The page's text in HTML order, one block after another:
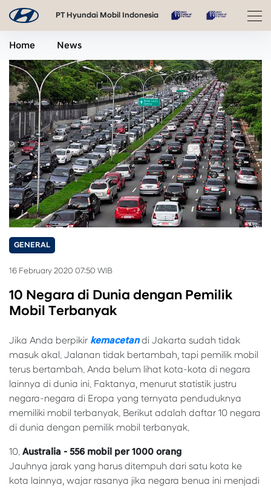
PT Hyundai Mobil Indonesia
Home News
GENERAL
16 February 2020 07:50 WIB
10 Negara di Dunia dengan Pemilik
Mobil Terbanyak
Jika Anda berpikir kemacetandi Jakarta sudah tidak
masuk akal. Jalanan tidak bertambah, tapi pemilik mobil
terus bertambah. Anda belum lihat kota-kota di negara
lainnya di dunia ini. Faktanya, menurut statistik justru
negara-negara di Eropa yang ternyata penduduknya
memiliki mobil terbanyak. Berikut adalah daftar 10 negara
di dunia dengan pemilik mobil terbanyak.
10. Australia - 556 mobil per 1000 orang
Jauhnya jarak yang harus ditempuh dari satu kota ke
kota lainnya, wajar rasanya jika negara benua ini menjadi